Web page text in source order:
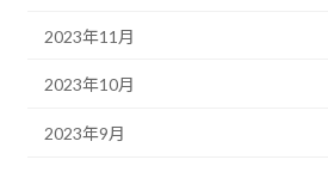
2023年11月
2023年10月
2023年9月